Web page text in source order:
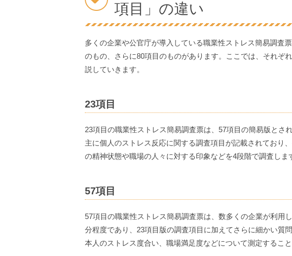
項目」の違い
多くの企業や公官庁が導入している職業性ストレス簡易調査
のもの、さらに80項目のものがあります。ここでは、それぞ
説していきます。
23項目
23項目の職業性ストレス簡易調査票は、57項目の簡易版とさ
主に個人のストレス反応に関する調査項目が記載されており
の精神状態や職場の人々に対する印象などを4段階で調査しま
57項目
57項目の職業性ストレス簡易調査票は、数多くの企業が利用
分程度であり、23項目版の調査項目に加えてさらに細かい質
本人のストレス度合い、職場満足度などについて測定すること